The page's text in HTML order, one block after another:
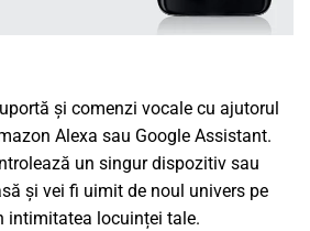
și comenzi vocale cu ajutorul
Alexa sau Google Assistant.
un singur dispozitiv sau
și vei fi uimit de noul univers pe
intimitatea locuinței tale.